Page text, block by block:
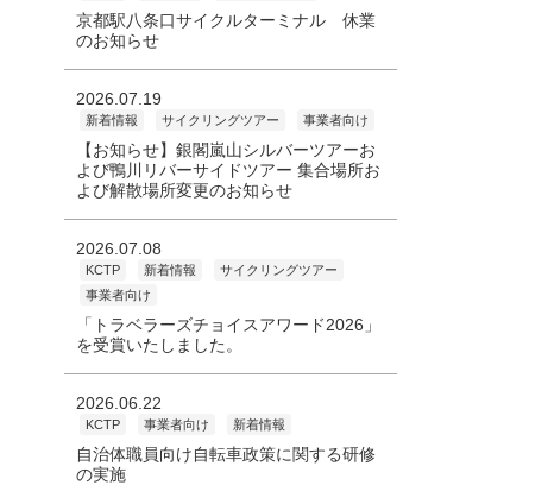
京都駅八条口サイクルターミナル 休業
のお知らせ
2026.07.19
新着情報 サイクリングツアー 事業者向け
【お知らせ】銀閣嵐山シルバーツアーお
よび鴨川リバーサイドツアー 集合場所お
よび解散場所変更のお知らせ
2026.07.08
KCTP 新着情報
サイクリングツアー
事業者向け
「トラベラーズチョイスアワード2026」
を受賞いたしました。
2026.06.22
KCTP 事業者向け 新着情報
自治体職員向け自転車政策に関する研修
の実施